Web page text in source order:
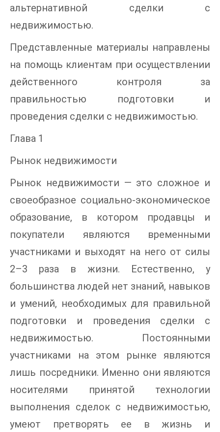
альтернативной сделки с
недвижимостью.
Представленные материалы направлены
на помощь клиентам при осуществлении
действенного контроля за
правильностью подготовки и
проведения сделки с недвижимостью.
Глава 1
Рынок недвижимости
Рынок недвижимости — это сложное и
своеобразное социально-экономическое
образование, в котором продавцы и
покупатели являются временными
участниками и выходят на него от силы
2–3 раза в жизни. Естественно, у
большинства людей нет знаний, навыков
и умений, необходимых для правильной
подготовки и проведения сделки с
недвижимостью. Постоянными
участниками на этом рынке являются
лишь посредники. Именно они являются
носителями принятой технологии
выполнения сделок с недвижимостью,
умеют претворять ее в жизнь и